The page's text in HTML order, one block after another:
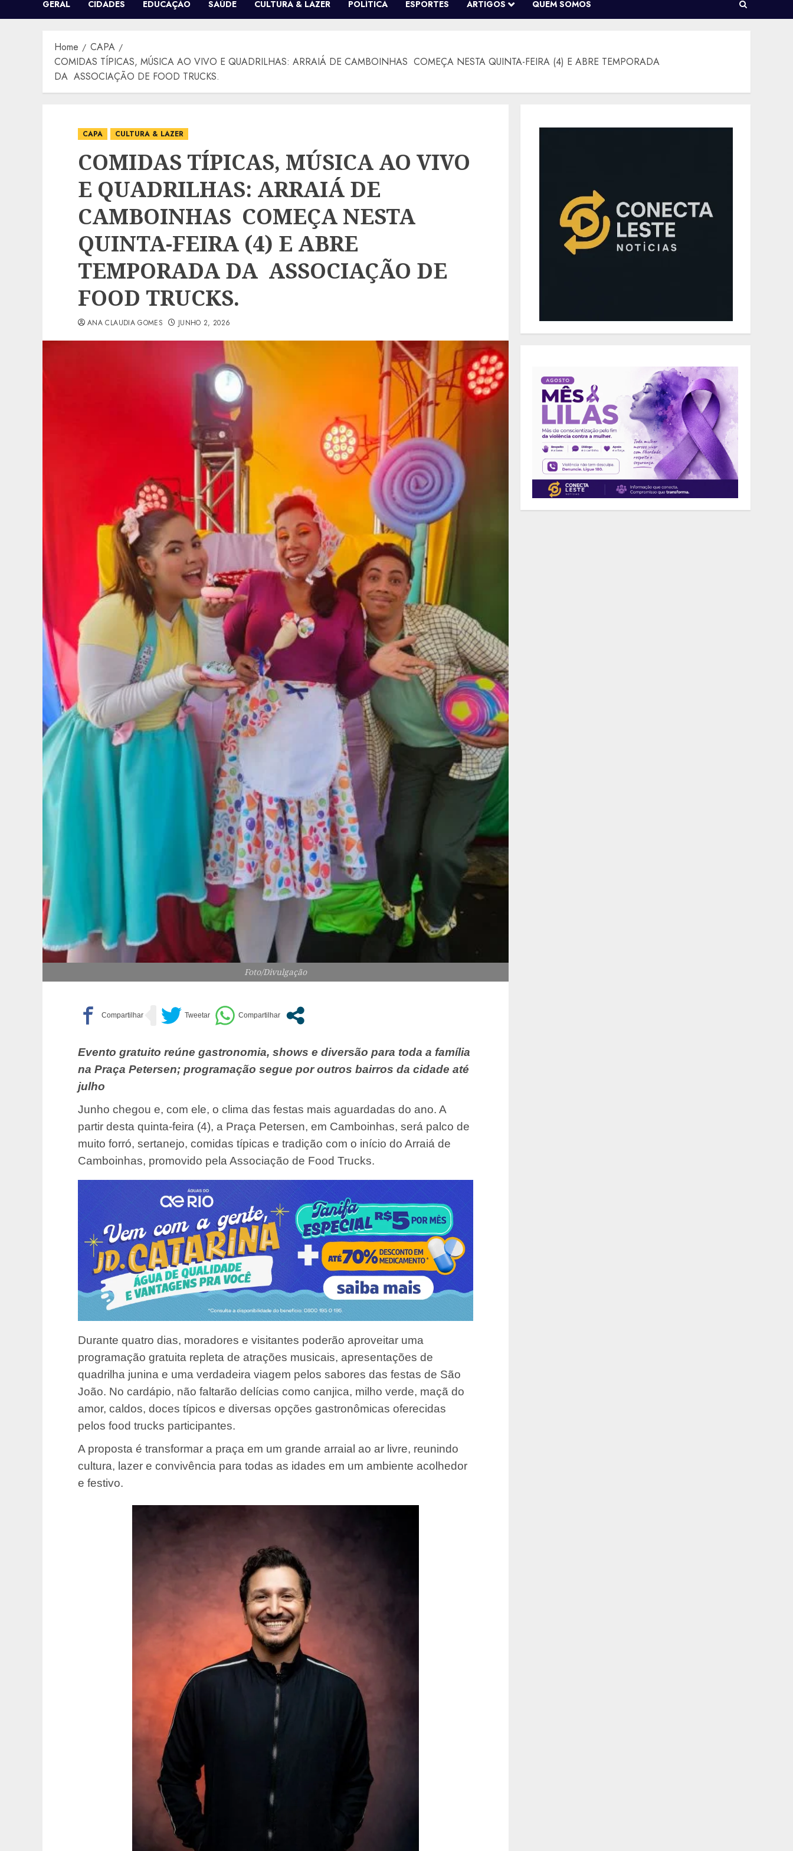
GERAL CIDADES EDUCAÇÃO SAÚDE CULTURA & LAZER POLÍTICA ESPORTES ARTIGOS QUEM SOMOS
Home
CAPA
COMIDAS TÍPICAS, MÚSICA AO VIVO E QUADRILHAS: ARRAIÁ DE CAMBOINHAS COMEÇA NESTA QUINTA-FEIRA (4) E ABRE TEMPORADA
DA ASSOCIAÇÃO DE FOOD TRUCKS.
CAPA CULTURA & LAZER
COMIDAS TÍPICAS, MÚSICA AO VIVO
E QUADRILHAS: ARRAIÁ DE
CAMBOINHAS COMEÇA NESTA
QUINTA-FEIRA (4) E ABRE
TEMPORADA DA ASSOCIAÇÃO DE
FOOD TRUCKS.
ANA CLAUDIA GOMES JUNHO 2, 2026
Foto/Divulgação
Evento gratuito reúne gastronomia, shows e diversão para toda a família
na Praça Petersen; programação segue por outros bairros da cidade até
julho
Junho chegou e, com ele, o clima das festas mais aguardadas do ano. A
partir desta quinta-feira (4), a Praça Petersen, em Camboinhas, será palco de
muito forró, sertanejo, comidas típicas e tradição com o início do Arraiá de
Camboinhas, promovido pela Associação de Food Trucks.
Durante quatro dias, moradores e visitantes poderão aproveitar uma
programação gratuita repleta de atrações musicais, apresentações de
quadrilha junina e uma verdadeira viagem pelos sabores das festas de São
João. No cardápio, não faltarão delícias como canjica, milho verde, maçã do
amor, caldos, doces típicos e diversas opções gastronômicas oferecidas
pelos food trucks participantes.
A proposta é transformar a praça em um grande arraial ao ar livre, reunindo
cultura, lazer e convivência para todas as idades em um ambiente acolhedor
e festivo.